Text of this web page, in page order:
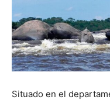
Situado en el